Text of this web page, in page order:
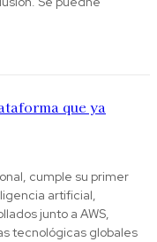
que ya
cumple su primer
artificial,
junto a AWS,
tecnológicas globales